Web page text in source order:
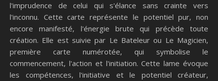
l'imprudence de celui qui s'élance sans crainte vers
l'inconnu. Cette carte représente le potentiel pur, non
encore manifesté, l'énergie brute qui précède toute
création. Elle est suivie par Le Bateleur ou Le Magicien,
première carte numérotée, qui symbolise le
commencement, l'action et l'initiation. Cette lame évoque
les compétences, l'initiative et le potentiel créateur,